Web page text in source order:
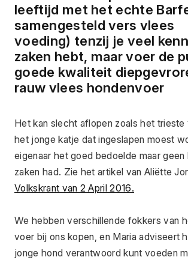
leeftijd met het echte
samengesteld vers vlees
voeding) tenzij je veel
zaken hebt, maar voer de
goede kwaliteit
rauw vlees hondenvoer
Het kan slecht aflopen zoals het trieste
het jonge katje dat ingeslapen moest
eigenaar het goed bedoelde maar geen
Volkskrant van 2 April 2016.
We hebben verschillende fokkers van
voer bij ons kopen, en Maria adviseert
jonge hond verantwoord kunt voeden